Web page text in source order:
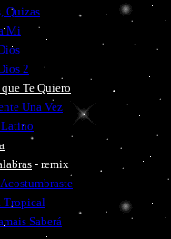
Quizas
Mi
2
que Te Quiero
Una Vez
- remix
Tropical
Saberá